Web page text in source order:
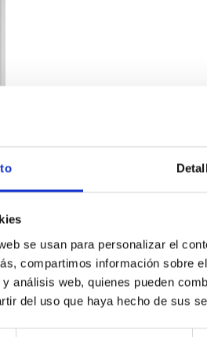
se usan para personalizar el
compartimos información sobre
análisis web, quienes pueden
del uso que haya hecho de sus